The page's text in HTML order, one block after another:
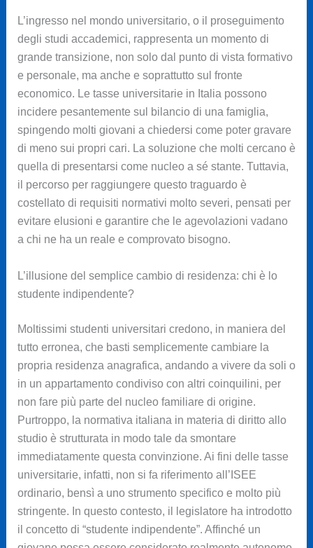
L’ingresso nel mondo universitario, o il proseguimento
degli studi accademici, rappresenta un momento di
grande transizione, non solo dal punto di vista formativo
e personale, ma anche e soprattutto sul fronte
economico. Le tasse universitarie in Italia possono
incidere pesantemente sul bilancio di una famiglia,
spingendo molti giovani a chiedersi come poter gravare
di meno sui propri cari. La soluzione che molti cercano è
quella di presentarsi come nucleo a sé stante. Tuttavia,
il percorso per raggiungere questo traguardo è
costellato di requisiti normativi molto severi, pensati per
evitare elusioni e garantire che le agevolazioni vadano
a chi ne ha un reale e comprovato bisogno.
L’illusione del semplice cambio di residenza: chi è lo
studente indipendente?
Moltissimi studenti universitari credono, in maniera del
tutto erronea, che basti semplicemente cambiare la
propria residenza anagrafica, andando a vivere da soli o
in un appartamento condiviso con altri coinquilini, per
non fare più parte del nucleo familiare di origine.
Purtroppo, la normativa italiana in materia di diritto allo
studio è strutturata in modo tale da smontare
immediatamente questa convinzione. Ai fini delle tasse
universitarie, infatti, non si fa riferimento all’ISEE
ordinario, bensì a uno strumento specifico e molto più
stringente. In questo contesto, il legislatore ha introdotto
il concetto di “studente indipendente”. Affinché un